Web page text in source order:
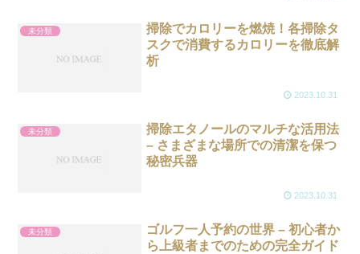
未分類
掃除でカロリーを燃焼！各掃除タ
スクで消費するカロリーを徹底解
析
2023.10.31
未分類
掃除エタノールのマルチな活用法
– さまざまな場所での清潔を保つ
秘密兵器
2023.10.31
未分類
ゴルフ一人予約の世界 – 初心者か
ら上級者までのための完全ガイド